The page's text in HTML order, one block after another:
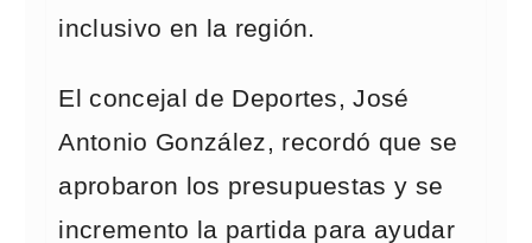
inclusivo en la región.
El concejal de Deportes, José
Antonio González, recordó que se
aprobaron los presupuestas y se
incremento la partida para ayudar